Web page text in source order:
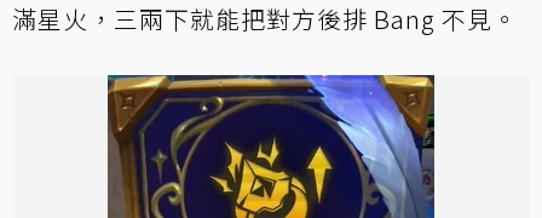
滿星火，三兩下就能把對方後排 Bang 不見。